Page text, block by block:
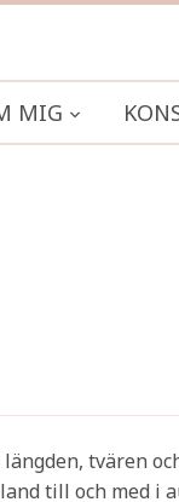
MIG
tvären
till och med i